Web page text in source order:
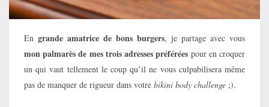
En grande amatrice de bons burgers, je partage avec vous
mon palmarès de mes trois adresses préférées pour en croquer
un qui vaut tellement le coup qu’il ne vous culpabilisera même
pas de manquer de rigueur dans votre bikini body challenge ;).